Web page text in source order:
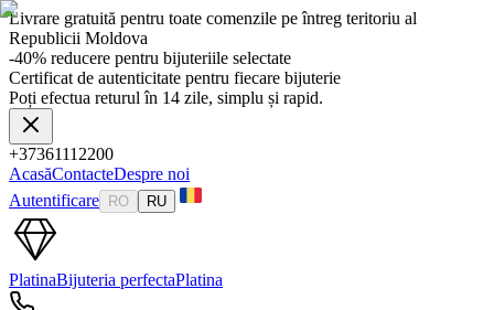
Livrare gratuită pentru toate comenzile pe întreg teritoriu al
Republicii Moldova
-40% reducere pentru bijuteriile selectate
Certificat de autenticitate pentru fiecare bijuterie
Poți efectua returul în 14 zile, simplu și rapid.
+37361112200
AcasăContacteDespre noi
Autentificare
RO RU
PlatinaBijuteria perfectaPlatina